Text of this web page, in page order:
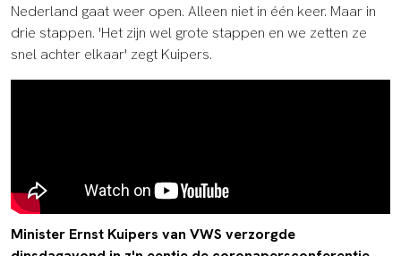
Nederland gaat weer open. Alleen niet in één keer. Maar in
drie stappen. 'Het zijn wel grote stappen en we zetten ze
snel achter elkaar' zegt Kuipers.
Minister Ernst Kuipers van VWS verzorgde